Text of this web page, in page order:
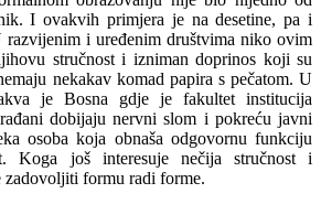
I ovakvih primjera je na desetine, pa i
i uređenim društvima niko ovim
stručnost i izniman doprinos koji su
nekakav komad papira s pečatom. U
je Bosna gdje je fakultet institucija
dobijaju nervni slom i pokreću javni
osoba koja obnaša odgovornu funkciju
Koga još interesuje nečija stručnost i
zadovoljiti formu radi forme.